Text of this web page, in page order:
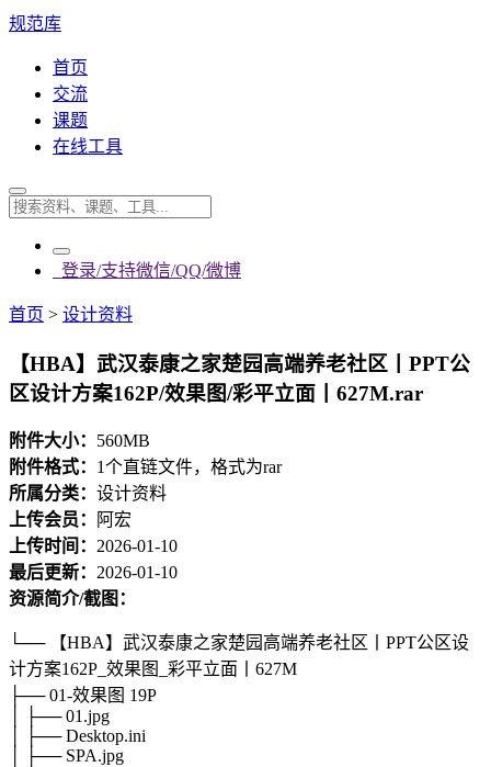
规范库
首页
交流
课题
在线工具
登录/支持微信/QQ/微博
首页 > 设计资料
【HBA】武汉泰康之家楚园高端养老社区丨PPT公
区设计方案162P/效果图/彩平立面丨627M.rar
附件大小： 560MB
附件格式： 1个直链文件，格式为rar
所属分类： 设计资料
上传会员：
阿宏
上传时间： 2026-01-10
最后更新： 2026-01-10
资源简介/截图：
└── 【HBA】武汉泰康之家楚园高端养老社区丨PPT公区设
计方案162P_效果图_彩平立面丨627M
├── 01-效果图 19P
│ ├── 01.jpg
│ ├── Desktop.ini
│ ├── SPA.jpg